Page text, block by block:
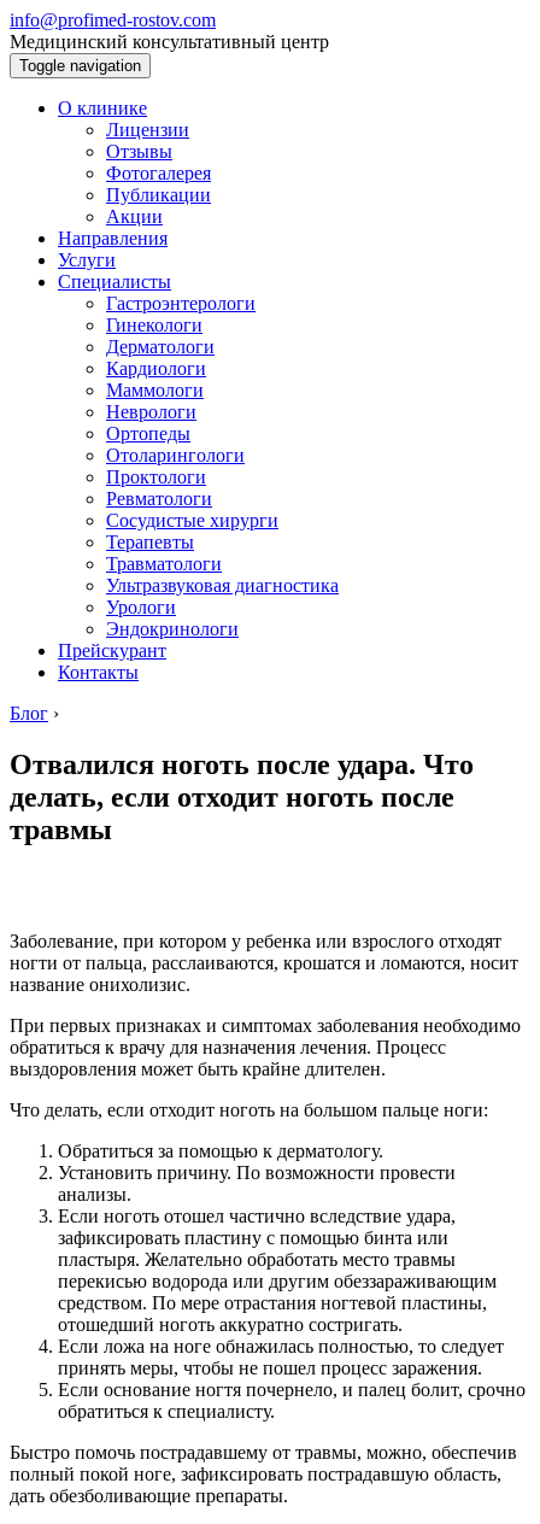
info@profimed-rostov.com
Медицинский консультативный центр
Toggle navigation
О клинике
Лицензии
Отзывы
Фотогалерея
Публикации
Акции
Направления
Услуги
Специалисты
Гастроэнтерологи
Гинекологи
Дерматологи
Кардиологи
Маммологи
Неврологи
Ортопеды
Отоларингологи
Проктологи
Ревматологи
Сосудистые хирурги
Терапевты
Травматологи
Ультразвуковая диагностика
Урологи
Эндокринологи
Прейскурант
Контакты
Блог ›
Отвалился ноготь после удара. Что
делать, если отходит ноготь после
травмы
Заболевание, при котором у ребенка или взрослого отходят
ногти от пальца, расслаиваются, крошатся и ломаются, носит
название онихолизис.
При первых признаках и симптомах заболевания необходимо
обратиться к врачу для назначения лечения. Процесс
выздоровления может быть крайне длителен.
Что делать, если отходит ноготь на большом пальце ноги:
Обратиться за помощью к дерматологу.
Установить причину. По возможности провести
анализы.
Если ноготь отошел частично вследствие удара,
зафиксировать пластину с помощью бинта или
пластыря. Желательно обработать место травмы
перекисью водорода или другим обеззараживающим
средством. По мере отрастания ногтевой пластины,
отошедший ноготь аккуратно состригать.
Если ложа на ноге обнажилась полностью, то следует
принять меры, чтобы не пошел процесс заражения.
Если основание ногтя почернело, и палец болит, срочно
обратиться к специалисту.
Быстро помочь пострадавшему от травмы, можно, обеспечив
полный покой ноге, зафиксировать пострадавшую область,
дать обезболивающие препараты.